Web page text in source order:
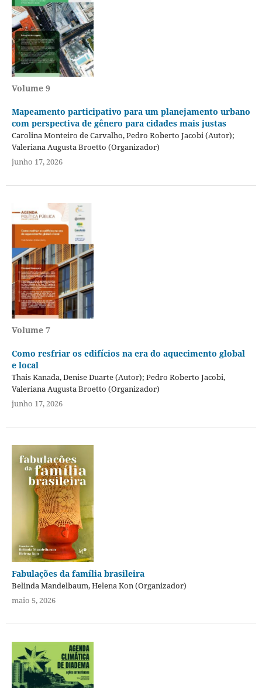
Volume 9
Mapeamento participativo para um planejamento urbano
com perspectiva de gênero para cidades mais justas
Carolina Monteiro de Carvalho, Pedro Roberto Jacobi (Autor);
Valeriana Augusta Broetto (Organizador)
junho 17, 2026
Volume 7
Como resfriar os edifícios na era do aquecimento global
e local
Thais Kanada, Denise Duarte (Autor); Pedro Roberto Jacobi,
Valeriana Augusta Broetto (Organizador)
junho 17, 2026
Fabulações da família brasileira
Belinda Mandelbaum, Helena Kon (Organizador)
maio 5, 2026